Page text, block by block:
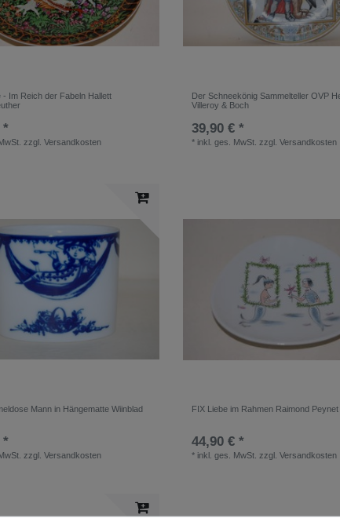
- Im Reich der Fabeln Hallett
*
zzgl.Versandkosten
Der Schneekönig Sammelteller OVP
Villeroy & Boch
39,90 € *
* inkl. ges. MwSt. zzgl.Versandkosten
Mann in Hängematte Wiinblad
*
zzgl.Versandkosten
FIX Liebe im Rahmen Raimond
44,90 € *
* inkl. ges. MwSt. zzgl.Versandkosten